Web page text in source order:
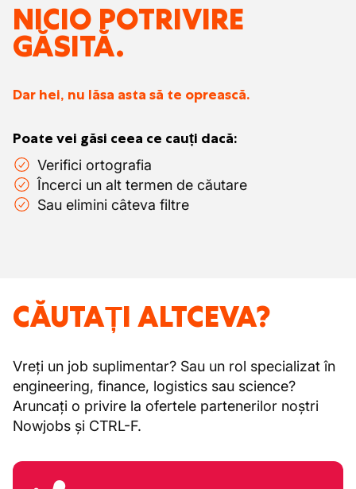
NICIO POTRIVIRE
GĂSITĂ.
Dar hei, nu lăsa asta să te oprească.
Poate vei găsi ceea ce cauți dacă:
Verifici ortografia
Încerci un alt termen de căutare
Sau elimini câteva filtre
CĂUTAȚI ALTCEVA?
Vreți un job suplimentar? Sau un rol specializat în
engineering, finance, logistics sau science?
Aruncați o privire la ofertele partenerilor noștri
Nowjobs și CTRL-F.